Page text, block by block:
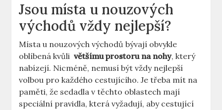
Jsou místa u ⁣nouzových
východů vždy nejlepší?
Místa u ‌nouzových východů bývají obvykle
oblíbená⁤ kvůli ⁤většímu prostoru na nohy, který
nabízejí. Nicméně,⁣ nemusí být​ vždy nejlepší
volbou pro každého cestujícího. Je třeba mít na
paměti, ​že sedadla v těchto oblastech mají
speciální pravidla, která vyžadují, aby​ cestující